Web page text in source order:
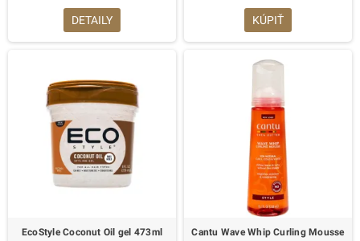
DETAILY KÚPIŤ
EcoStyle Coconut Oil gel 473ml
Cantu Wave Whip Curling Mousse